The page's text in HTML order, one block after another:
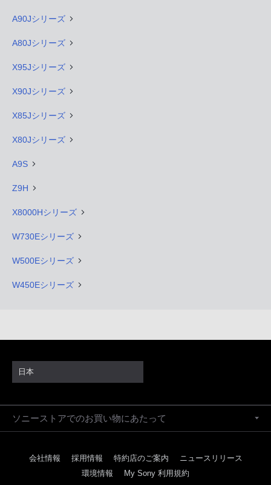
A90Jシリーズ
A80Jシリーズ
X95Jシリーズ
X90Jシリーズ
X85Jシリーズ
X80Jシリーズ
A9S
Z9H
X8000Hシリーズ
W730Eシリーズ
W500Eシリーズ
W450Eシリーズ
日本
ソニーストアでのお買い物にあたって
会社情報 採用情報 特約店のご案内
ニュースリリース
環境情報
My Sony 利用規約